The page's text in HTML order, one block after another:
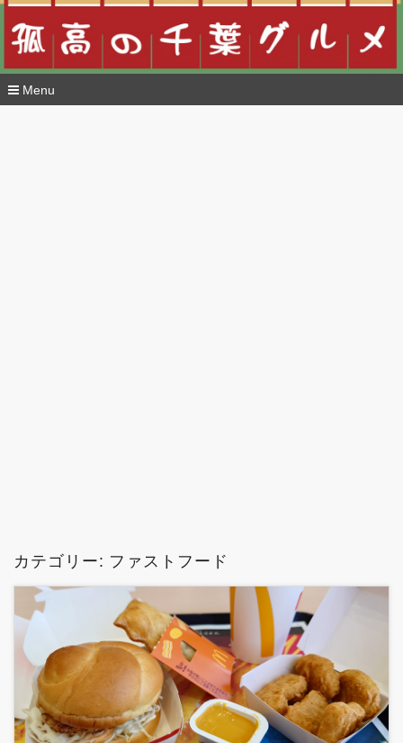
Menu
カテゴリー: ファストフード